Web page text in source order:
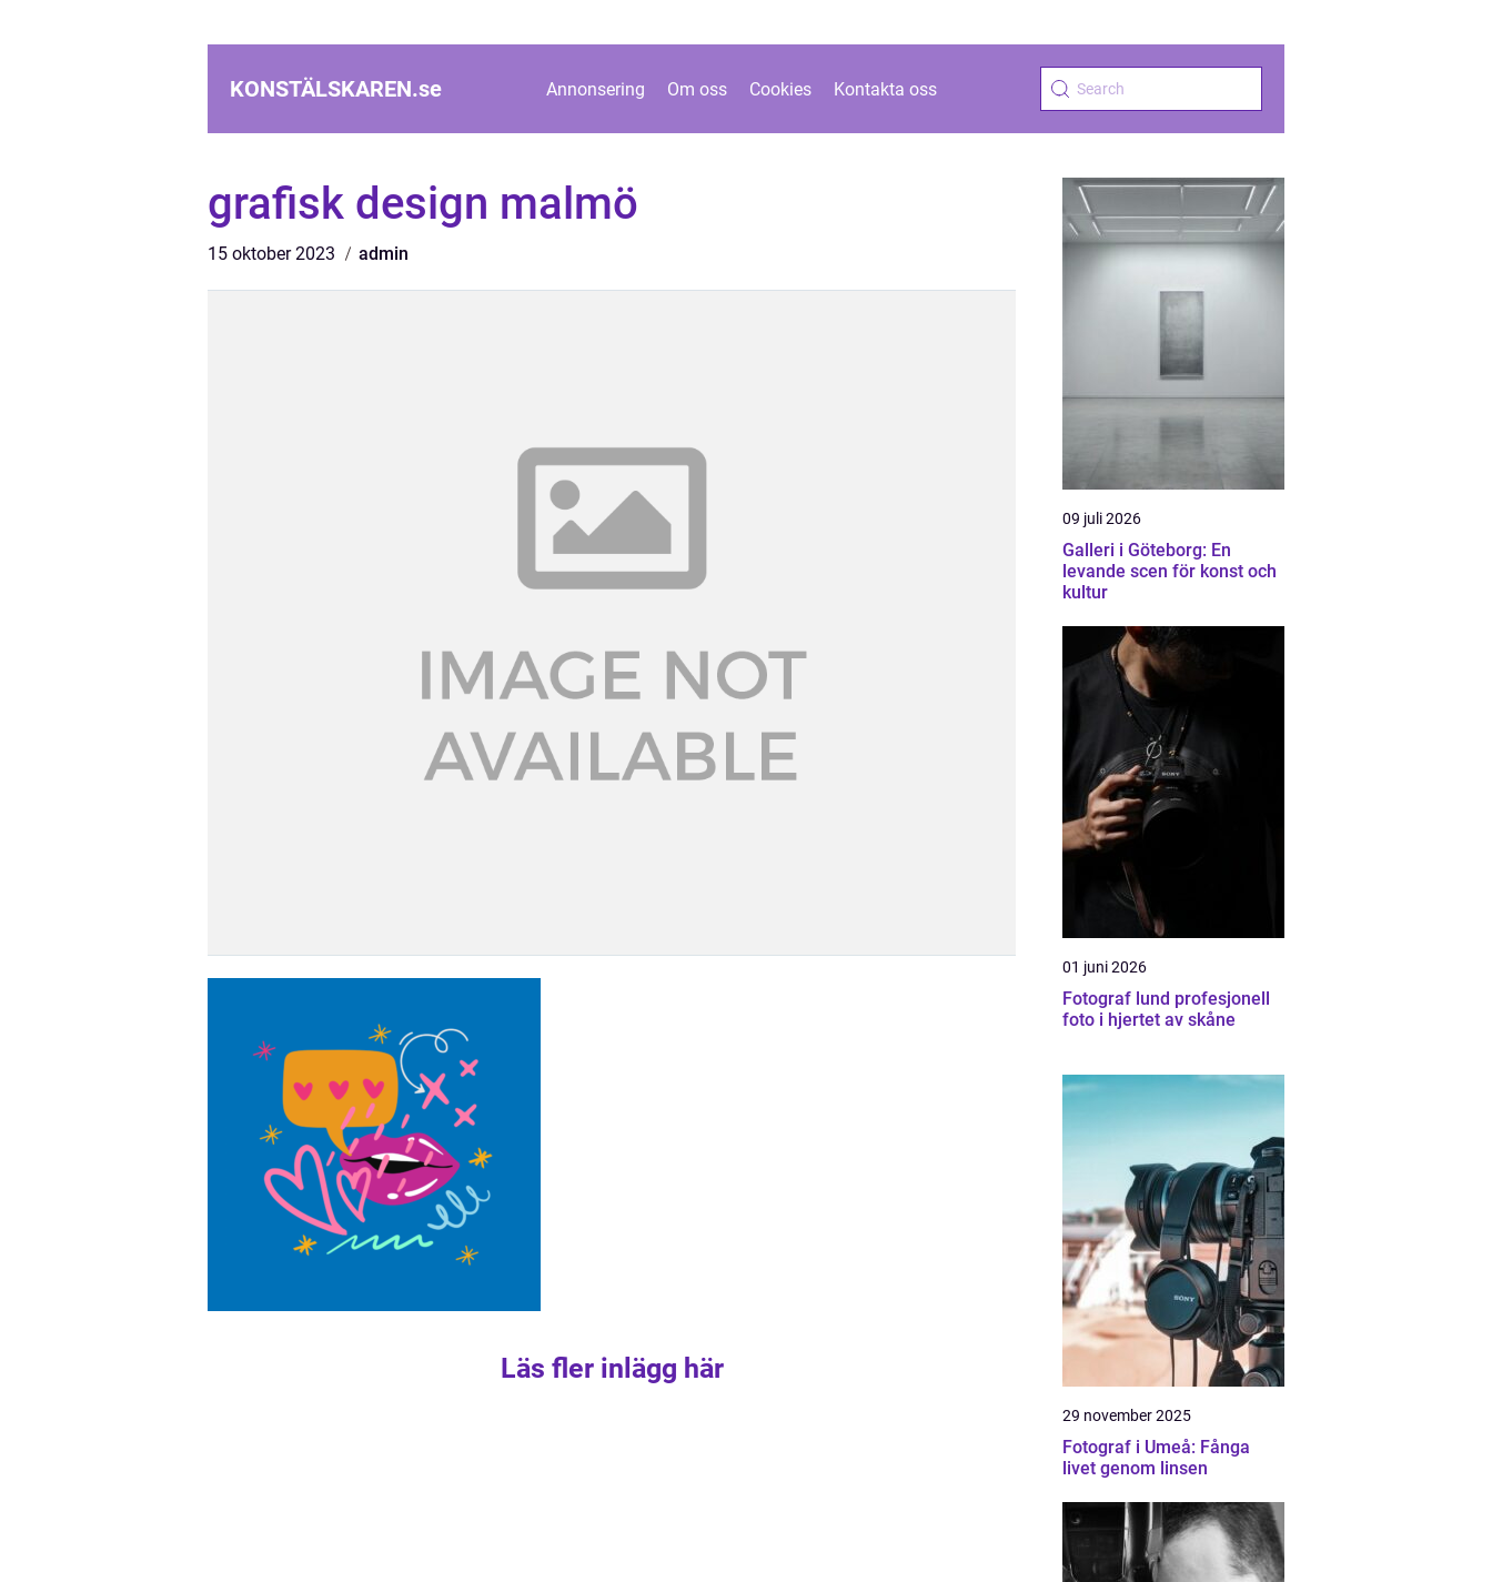
KONSTÄLSKAREN.se Annonsering Om oss Cookies Kontakta oss
grafisk design malmö
15 oktober 2023 admin
Läs fler inlägg här
09 juli 2026
Galleri i Göteborg: En
levande scen för konst och
kultur
01 juni 2026
Fotograf lund profesjonell
foto i hjertet av skåne
29 november 2025
Fotograf i Umeå: Fånga
livet genom linsen